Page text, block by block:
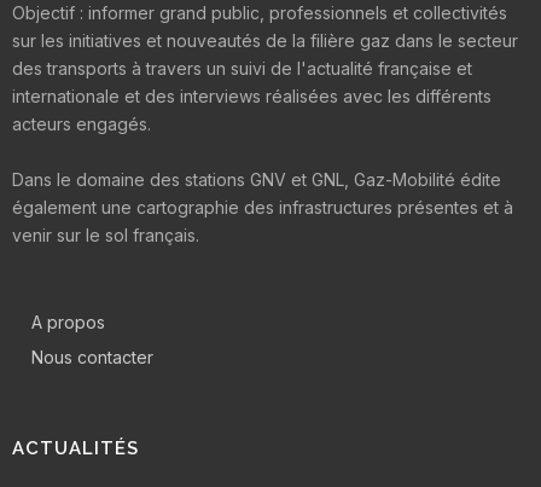
Objectif : informer grand public, professionnels et collectivités
sur les initiatives et nouveautés de la filière gaz dans le secteur
des transports à travers un suivi de l'actualité française et
internationale et des interviews réalisées avec les différents
acteurs engagés.
Dans le domaine des stations GNV et GNL, Gaz-Mobilité édite
également une cartographie des infrastructures présentes et à
venir sur le sol français.
A propos
Nous contacter
ACTUALITÉS